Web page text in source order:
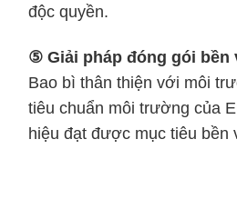
độc quyền.
⑤ Giải pháp đóng gói bền
Bao bì thân thiện với môi
tiêu chuẩn môi trường của
hiệu đạt được mục tiêu bền